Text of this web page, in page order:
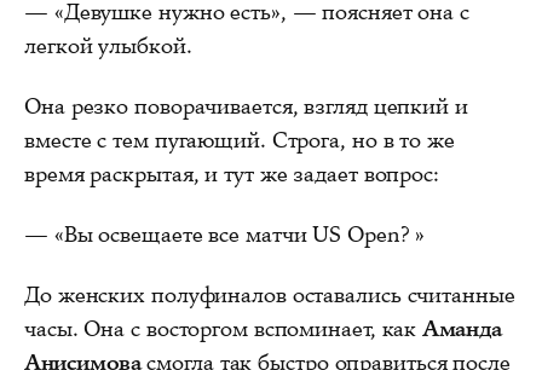
— «Девушке нужно есть», — поясняет она с
легкой улыбкой.
Она резко поворачивается, взгляд цепкий и
вместе с тем пугающий. Строга, но в то же
время раскрытая, и тут же задает вопрос:
— «Вы освещаете все матчи US Open? »
До женских полуфиналов оставались считанные
часы. Она с восторгом вспоминает, какАманда
Анисимовасмогла так быстро оправиться после